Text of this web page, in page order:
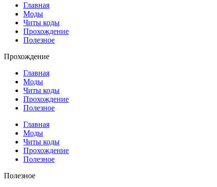
Главная
Моды
Читы коды
Прохождение
Полезное
Прохождение
Главная
Моды
Читы коды
Прохождение
Полезное
Главная
Моды
Читы коды
Прохождение
Полезное
Полезное